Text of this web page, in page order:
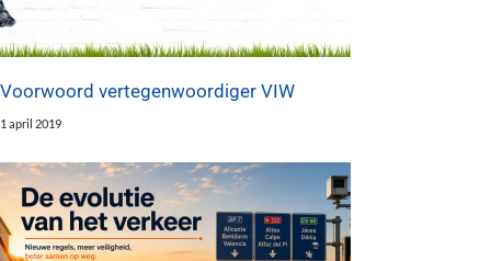
Voorwoord vertegenwoordiger VIW
1 april 2019